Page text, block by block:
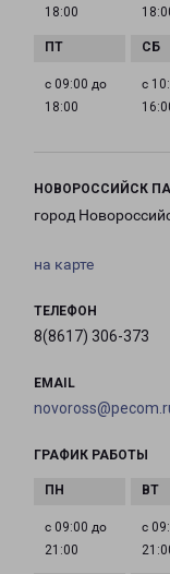
18:00
с 09:00 до
18:00
с
НОВОРОССИЙСК
город
на карте
ТЕЛЕФОН
8(8617) 306-373
EMAIL
ГРАФИК РАБОТЫ
с 09:00 до
21:00
с